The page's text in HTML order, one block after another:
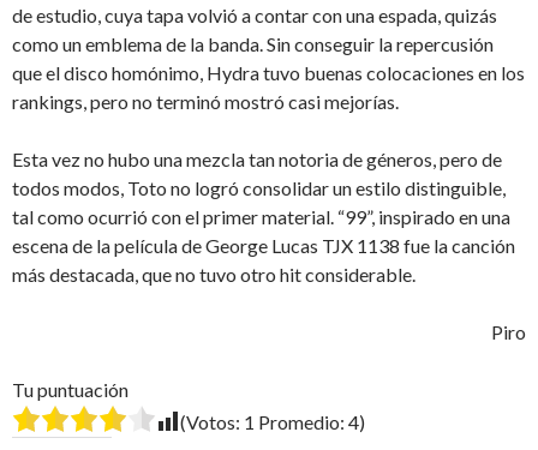
de estudio, cuya tapa volvió a contar con una espada, quizás
como un emblema de la banda. Sin conseguir la repercusión
que el disco homónimo, Hydra tuvo buenas colocaciones en los
rankings, pero no terminó mostró casi mejorías.
Esta vez no hubo una mezcla tan notoria de géneros, pero de
todos modos, Toto no logró consolidar un estilo distinguible,
tal como ocurrió con el primer material. “99”, inspirado en una
escena de la película de George Lucas TJX 1138 fue la canción
más destacada, que no tuvo otro hit considerable.
Piro
Tu puntuación
(Votos: 1 Promedio: 4)